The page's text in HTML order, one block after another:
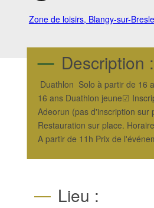
Zone de loisirs, Blangy-sur-Bresle
Description :
Duathlon Solo à partir de 16
16 ans Duathlon jeune☑
Adeorun (pas d'inscription sur
Restauration sur place.
A partir de 11h Prix de
Lieu :